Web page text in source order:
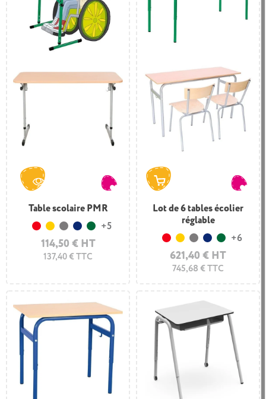
Table scolaire PMR
114,50 € HT
137,40 € TTC
RougeJaune
GrisBleu foncé
Vert foncé
+5
Lot de 6 tables écolier
réglable
621,40 € HT
745,68 € TTC
RougeJaune
GrisBleu foncé
Vert foncé
+6